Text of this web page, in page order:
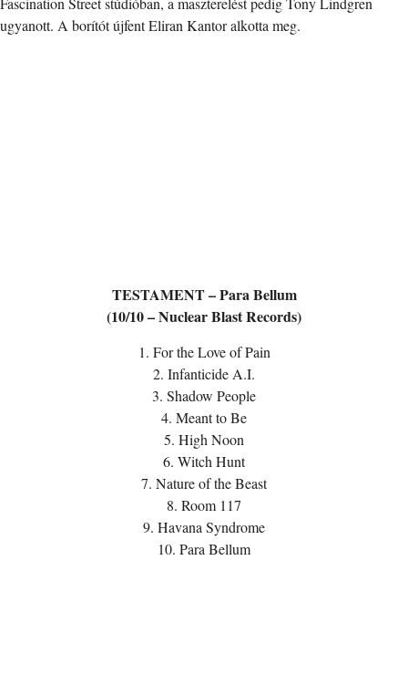
ugyanott. A borítót újfent Eliran Kantor alkotta meg.
TESTAMENT – Para Bellum
(10/10 – Nuclear Blast Records)
1. For the Love of Pain
2. Infanticide A.I.
3. Shadow People
4. Meant to Be
5. High Noon
6. Witch Hunt
7. Nature of the Beast
8. Room 117
9. Havana Syndrome
10. Para Bellum